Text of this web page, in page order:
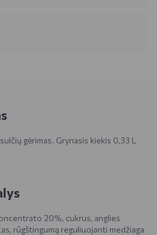
gėrimas. Grynasis kiekis 0,33 L
20%, cukrus, anglies
rūgštingumą reguliuojanti medžiaga